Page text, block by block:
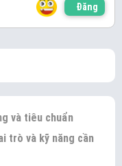
Đăng
và tiêu chuẩn
trò và kỹ năng cần